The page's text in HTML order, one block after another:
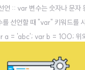
언 :: var 변수는 숫자나 문자
를 선언할 때 "var" 키워드를
a = 'abc'; var b = 100; 위
귀찮다면, var a = 'abc', b =